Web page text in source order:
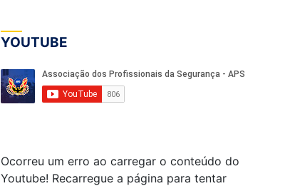
YOUTUBE
Ocorreu um erro ao carregar o conteúdo do
Youtube! Recarregue a página para tentar